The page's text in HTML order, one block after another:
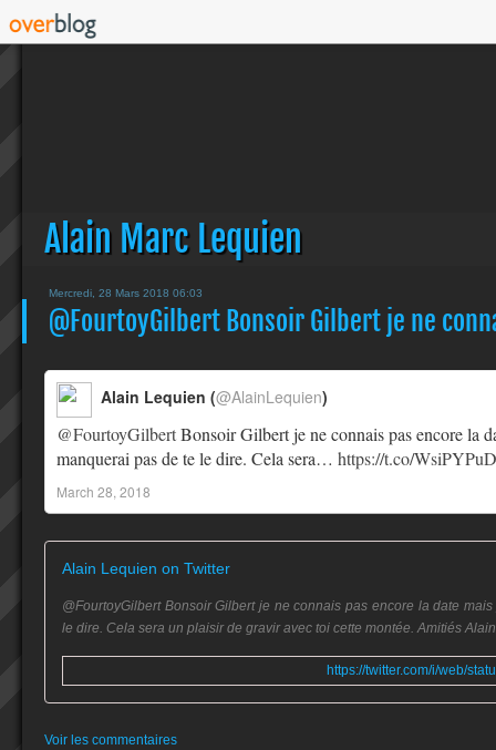
Alain Marc Lequien
Mercredi, 28 Mars 2018 06:03
@FourtoyGilbert Bonsoir Gilbert je ne
@FourtoyGilbertBonsoir Gilbert je ne connais pas encore la
manquerai pas de te le dire. Cela sera… https://t.co/
Alain Lequien (@AlainLequien)
March 28, 2018
Alain Lequien on Twitter
@FourtoyGilbert Bonsoir Gilbert je ne connais pas encore la date
le dire. Cela sera un plaisir de gravir avec toi cette montée. Amitiés Alain
https://twitter.com/i/web/
Voir les commentaires